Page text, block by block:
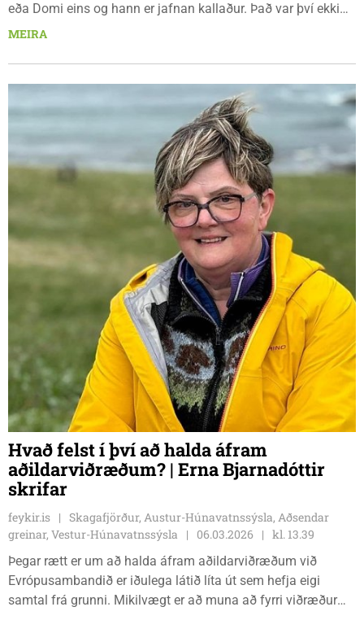
eða Domi eins og hann er jafnan kallaður. Það var því ekki
leitað langt yfir skammt að þessu sinni en Domi og
íslenska boltanum, ýmist með liði Tindastóls eða
Kormáki/Hvöt..
MEIRA
Hvað felst í því að halda áfram
aðildarviðræðum? | Erna Bjarnadóttir
skrifar
feykir.is
Skagafjörður, Austur-Húnavatnssýsla, Aðsendar
greinar, Vestur-Húnavatnssýsla
06.03.2026
kl. 13.39
Þegar rætt er um að halda áfram aðildarviðræðum við
Evrópusambandið er iðulega látið líta út sem hefja eigi
samtal frá grunni. Mikilvægt er að muna að fyrri viðræður